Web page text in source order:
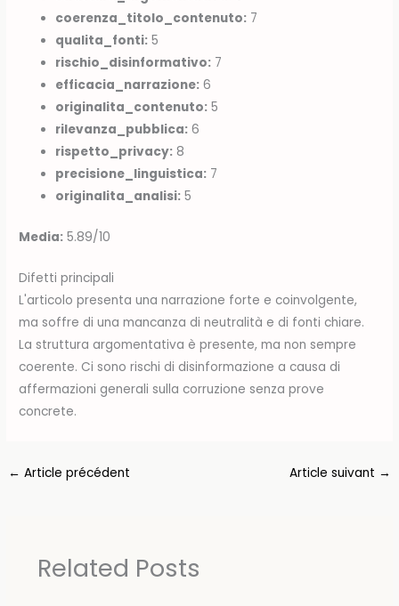
coerenza_titolo_contenuto: 7
qualita_fonti: 5
rischio_disinformativo: 7
efficacia_narrazione: 6
originalita_contenuto: 5
rilevanza_pubblica: 6
rispetto_privacy: 8
precisione_linguistica: 7
originalita_analisi: 5
Media: 5.89/10
Difetti principali
L'articolo presenta una narrazione forte e coinvolgente,
ma soffre di una mancanza di neutralità e di fonti chiare.
La struttura argomentativa è presente, ma non sempre
coerente. Ci sono rischi di disinformazione a causa di
affermazioni generali sulla corruzione senza prove
concrete.
← Article précédent Article suivant →
Related Posts